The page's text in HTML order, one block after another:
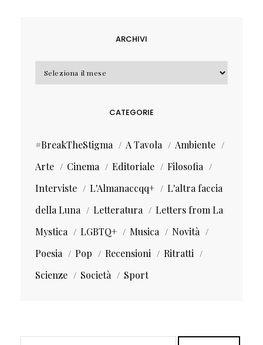
ARCHIVI
CATEGORIE
#BreakTheStigma A Tavola
Ambiente
Arte
Cinema Editoriale
Filosofia
Interviste
L'Almanaccqq+
L'altra faccia
della Luna
Letteratura
Letters from La
Mystica
LGBTQ+ Musica
Novità
Poesia
Pop Recensioni
Ritratti
Scienze
Società Sport